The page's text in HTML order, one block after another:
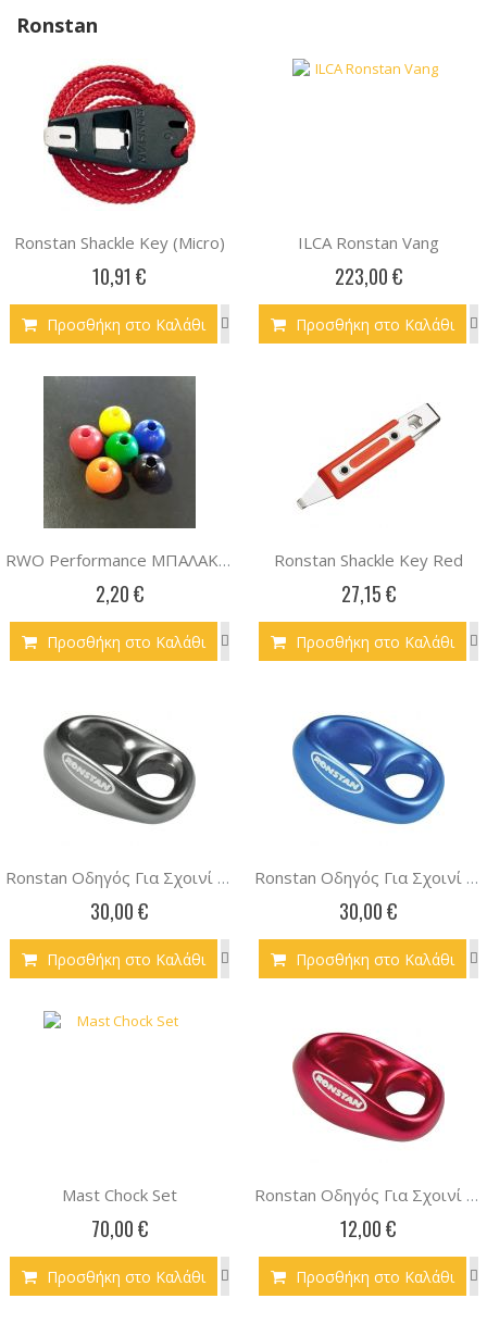
Ronstan
Ronstan Shackle Key (Micro)
10,91 €
Προσθήκη στο Καλάθι
ILCA Ronstan Vang
223,00 €
Προσθήκη στο Καλάθι
RWO Performance ΜΠΑΛΑΚΙ ΓΙΑ 8ΜΜ ΣΧΟΙΝΙ
2,20 €
Προσθήκη στο Καλάθι
Ronstan Shackle Key Red
27,15 €
Προσθήκη στο Καλάθι
Ronstan Οδηγός Για Σχοινί 6mm Γκρι
30,00 €
Προσθήκη στο Καλάθι
Ronstan Οδηγός Για Σχοινί 6mm Μπλε
30,00 €
Προσθήκη στο Καλάθι
Mast Chock Set
70,00 €
Προσθήκη στο Καλάθι
Ronstan Οδηγός Για Σχοινί 6mm Κόκκινο
12,00 €
Προσθήκη στο Καλάθι